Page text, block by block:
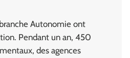
Autonomie ont
Pendant un an, 450
des agences